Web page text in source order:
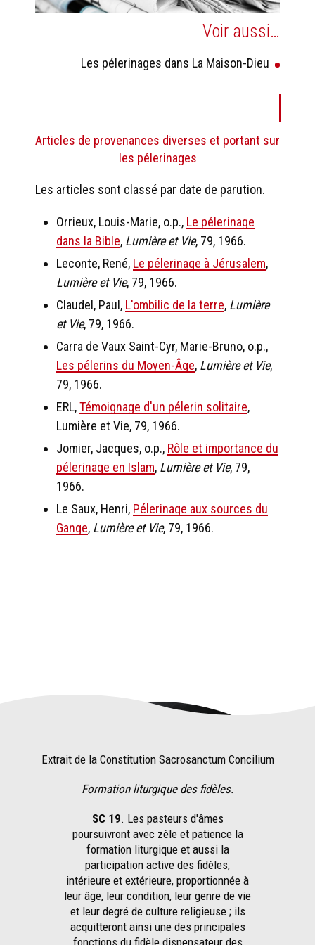
Voir aussi…
Les pélerinages dans La Maison-Dieu
Articles de provenances diverses et portant sur
les pélerinages
Les articles sont classé par date de parution.
Orrieux, Louis-Marie, o.p., Le pélerinage
dans la Bible, Lumière et Vie, 79, 1966.
Leconte, René, Le pélerinage à Jérusalem,
Lumière et Vie, 79, 1966.
Claudel, Paul, L'ombilic de la terre, Lumière
et Vie, 79, 1966.
Carra de Vaux Saint-Cyr, Marie-Bruno, o.p.,
Les pélerins du Moyen-Âge, Lumière et Vie,
79, 1966.
ERL,Témoignage d'un pélerin solitaire,
Lumière et Vie, 79, 1966.
Jomier, Jacques, o.p., Rôle et importance du
pélerinage en Islam, Lumière et Vie, 79,
1966.
Le Saux, Henri, Pélerinage aux sources du
Gange, Lumière et Vie, 79, 1966.
Extrait de la Constitution Sacrosanctum Concilium
Formation liturgique des fidèles.
SC 19. Les pasteurs d'âmes
poursuivront avec zèle et patience la
formation liturgique et aussi la
participation active des fidèles,
intérieure et extérieure, proportionnée à
leur âge, leur condition, leur genre de vie
et leur degré de culture religieuse ; ils
acquitteront ainsi une des principales